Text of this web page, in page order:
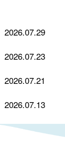
2026.07.29
2026.07.23
2026.07.21
2026.07.13